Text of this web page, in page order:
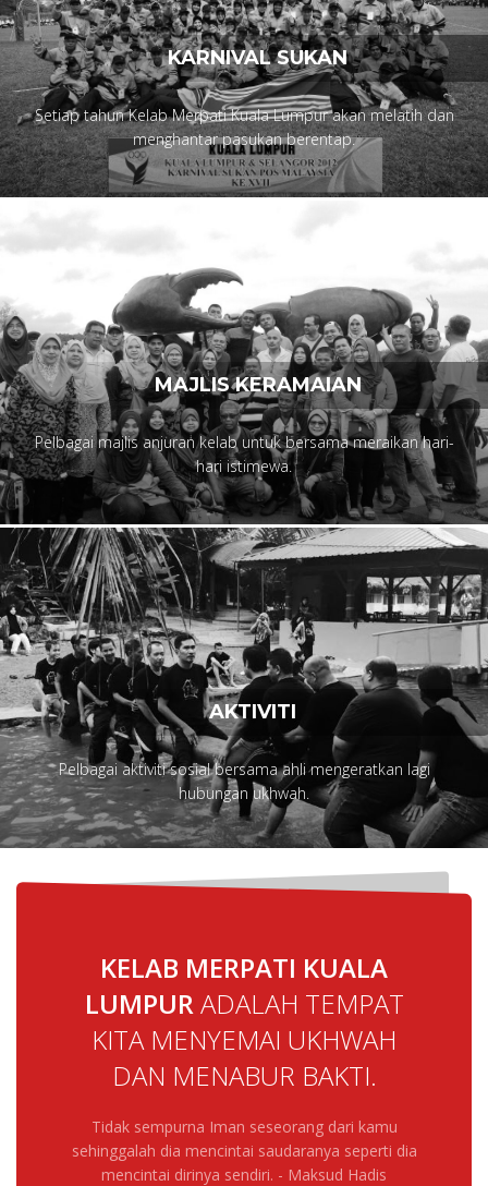
KARNIVAL SUKAN
Setiap tahun Kelab Merpati Kuala Lumpur akan melatih dan
menghantar pasukan berentap.
MAJLIS KERAMAIAN
Pelbagai majlis anjuran kelab untuk bersama meraikan hari-
hari istimewa.
AKTIVITI
Pelbagai aktiviti sosial bersama ahli mengeratkan lagi
hubungan ukhwah.
KELAB MERPATI KUALA
LUMPUR ADALAH TEMPAT
KITA MENYEMAI UKHWAH
DAN MENABUR BAKTI.
Tidak sempurna Iman seseorang dari kamu
sehinggalah dia mencintai saudaranya seperti dia
mencintai dirinya sendiri. - Maksud Hadis